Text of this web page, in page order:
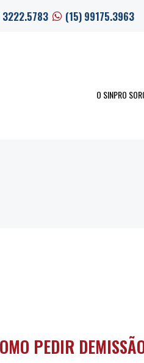
3222.5783 (15) 99175.3963
O SINPRO
PEDIR